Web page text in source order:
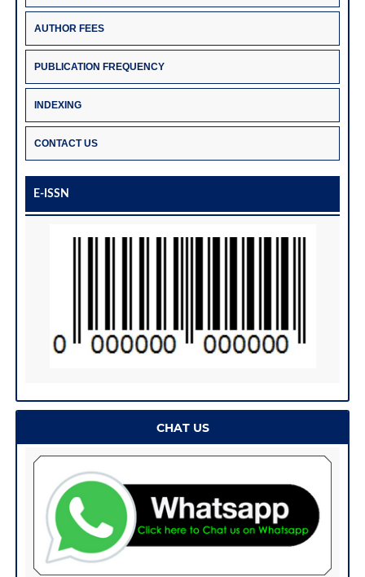
AUTHOR FEES
PUBLICATION FREQUENCY
INDEXING
CONTACT US
E-ISSN
CHAT US